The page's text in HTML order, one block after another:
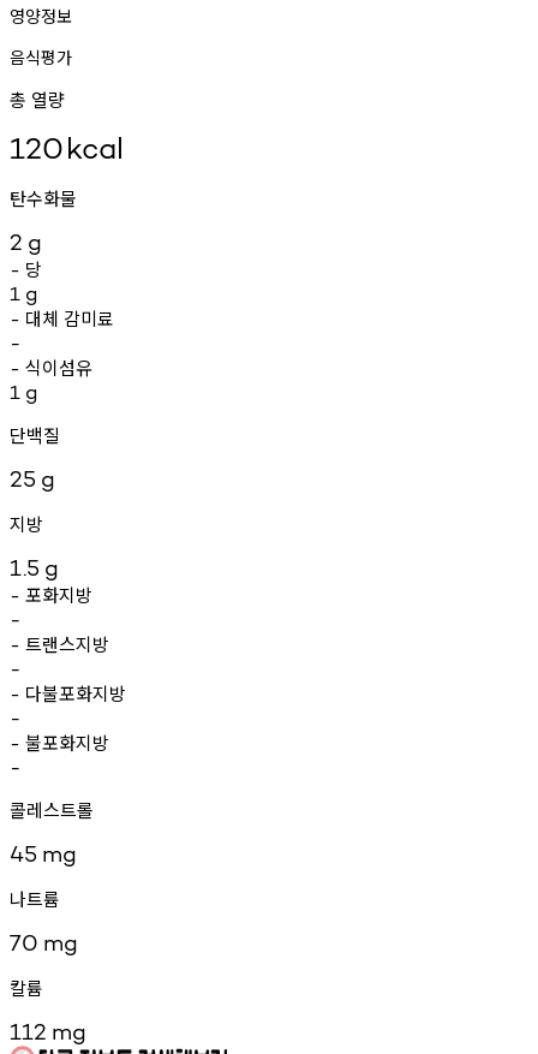
영양정보
음식평가
총 열량
120kcal
탄수화물
2 g
- 당
1 g
- 대체 감미료
-
- 식이섬유
1 g
단백질
25 g
지방
1.5 g
- 포화지방
-
- 트랜스지방
-
- 다불포화지방
-
- 불포화지방
-
콜레스트롤
45 mg
나트륨
70 mg
칼륨
112 mg